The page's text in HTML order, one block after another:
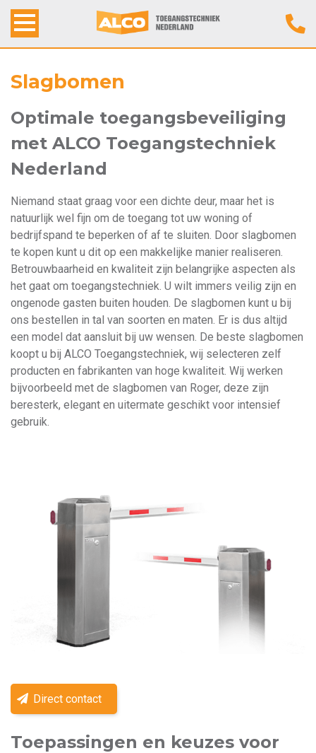
Alco Toegangstechniek
Producten
Contact
Slagbomen
Optimale toegangsbeveiliging
met ALCO Toegangstechniek
Nederland
Niemand staat graag voor een dichte deur, maar het is
natuurlijk wel fijn om de toegang tot uw woning of
bedrijfspand te beperken of af te sluiten. Door slagbomen
te kopen kunt u dit op een makkelijke manier realiseren.
Betrouwbaarheid en kwaliteit zijn belangrijke aspecten als
het gaat om toegangstechniek. U wilt immers veilig zijn en
ongenode gasten buiten houden. De slagbomen kunt u bij
ons bestellen in tal van soorten en maten. Er is dus altijd
een model dat aansluit bij uw wensen. De beste slagbomen
koopt u bij ALCO Toegangstechniek, wij selecteren zelf
producten en fabrikanten van hoge kwaliteit. Wij werken
bijvoorbeeld met de slagbomen van Roger, deze zijn
beresterk, elegant en uitermate geschikt voor intensief
gebruik.
Direct contact
Toepassingen en keuzes voor